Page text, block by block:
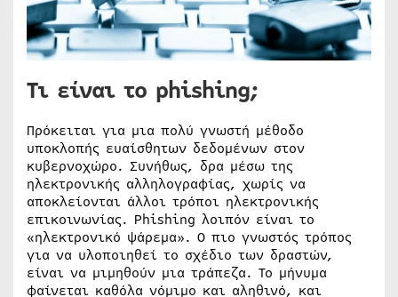
Τι είναι το phishing;
Πρόκειται για μια πολύ γνωστή μέθοδο
υποκλοπής ευαίσθητων δεδομένων στον
κυβερνοχώρο. Συνήθως, δρα μέσω της
ηλεκτρονικής αλληλογραφίας, χωρίς να
αποκλείονται άλλοι τρόποι ηλεκτρονικής
επικοινωνίας. Phishing λοιπόν είναι το
«ηλεκτρονικό ψάρεμα». Ο πιο γνωστός τρόπος
για να υλοποιηθεί το σχέδιο των δραστών,
είναι να μιμηθούν μια τράπεζα. Το μήνυμα
φαίνεται καθόλα νόμιμο και αληθινό, και